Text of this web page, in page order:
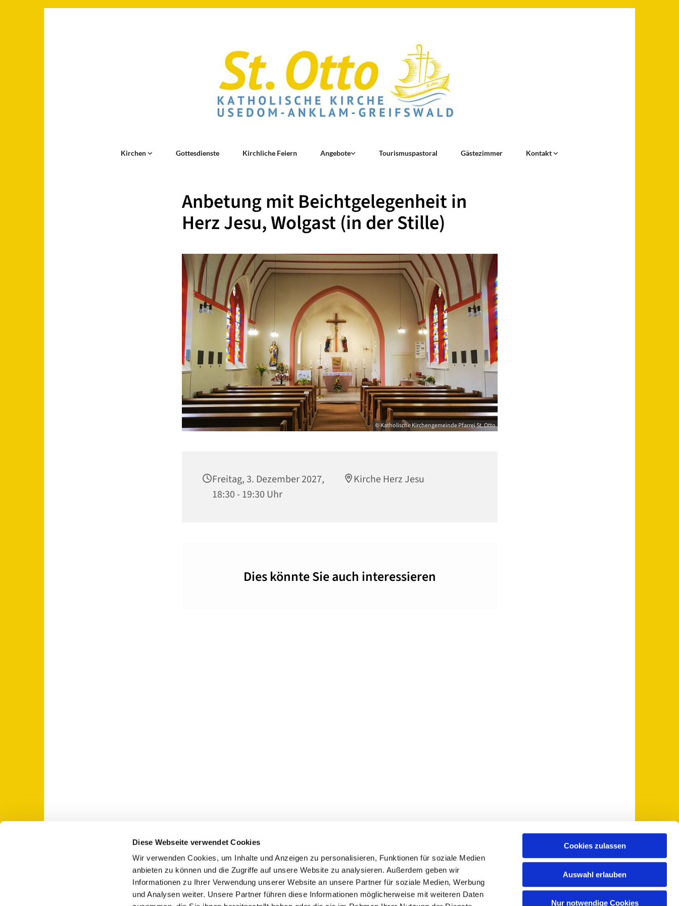
Diese Webseite verwendet Cookies
Wir verwenden Cookies, um Inhalte und Anzeigen zu personalisieren, Funktionen für soziale Medien
anbieten zu können und die Zugriffe auf unsere Website zu analysieren. Außerdem geben wir
Informationen zu Ihrer Verwendung unserer Website an unsere Partner für soziale Medien, Werbung
und Analysen weiter. Unsere Partner führen diese Informationen möglicherweise mit weiteren Daten
Cookies zulassen
Auswahl erlauben
Nur notwendige Cookies
Kirchen Gottesdienste Kirchliche Feiern Angebote Tourismuspastoral Gästezimmer Kontakt
Anbetung mit Beichtgelegenheit in
Herz Jesu, Wolgast (in der Stille)
© Katholische Kirchengemeinde Pfarrei St. Otto
Freitag, 3. Dezember 2027,
18:30 - 19:30 Uhr
Kirche Herz Jesu
Dies könnte Sie auch interessieren
St. Otto: Katholische Kirche Usedom-Anklam-Greifswald · Bahnhofstr. 15, 17489 Greifswald+49 3834 5735-0
pfarramt@sankt-otto.de
Kontaktinformationen
Impressum
Hinweisgebersystem